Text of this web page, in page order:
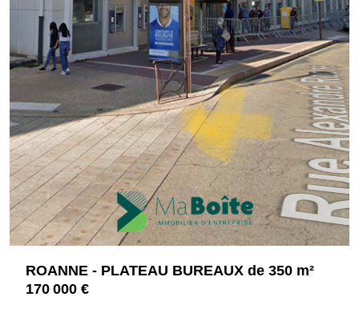
ROANNE - PLATEAU BUREAUX de 350 m²
170 000 €